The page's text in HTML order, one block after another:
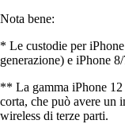
Nota bene:
* Le custodie per
generazione) e iPhone
** La gamma iPhone 12
corta, che può avere un
wireless di terze parti.